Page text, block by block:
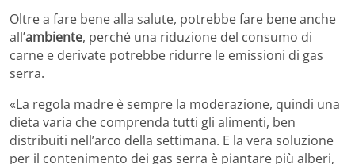
Oltre a fare bene alla salute, potrebbe fare bene anche
all’ambiente, perché una riduzione del consumo di
carne e derivate potrebbe ridurre le emissioni di gas
serra.
«La regola madre è sempre la moderazione, quindi una
dieta varia che comprenda tutti gli alimenti, ben
distribuiti nell’arco della settimana. E la vera soluzione
per il contenimento dei gas serra è piantare più alberi,